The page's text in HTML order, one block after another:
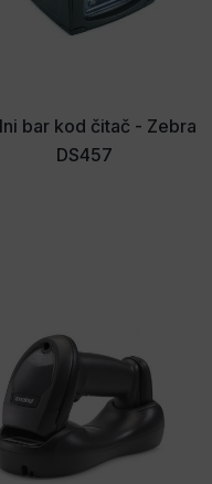
bar kod čitač - Zebra
DS457